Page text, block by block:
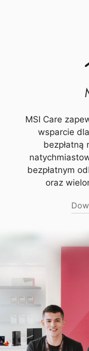
MSI Care
wsparcie
bezpłatną
bezpłatnym
oraz